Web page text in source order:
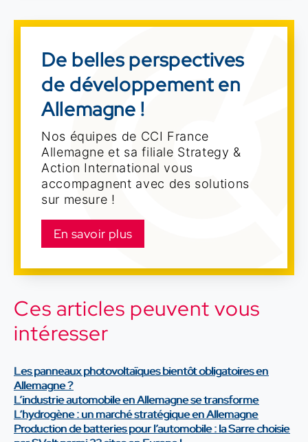
De belles perspectives
de développement en
Allemagne !
Nos équipes de CCI France
Allemagne et sa filiale Strategy &
Action International vous
accompagnent avec des solutions
sur mesure !
En savoir plus
Ces articles peuvent vous
intéresser
Les panneaux photovoltaïques bientôt obligatoires en
Allemagne ?
L’industrie automobile en Allemagne se transforme
L‘hydrogène : un marché stratégique en Allemagne
Production de batteries pour l’automobile : la Sarre choisie